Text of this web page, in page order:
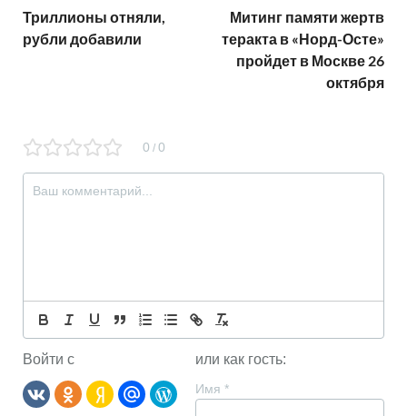
Триллионы отняли,
рубли добавили
Митинг памяти жертв
теракта в «Норд-Осте»
пройдет в Москве 26
октября
0 / 0
Войти с или как гость:
Имя *